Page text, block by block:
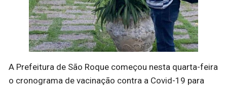
A Prefeitura de São Roque começou nesta quarta-feira
o cronograma de vacinação contra a Covid-19 para